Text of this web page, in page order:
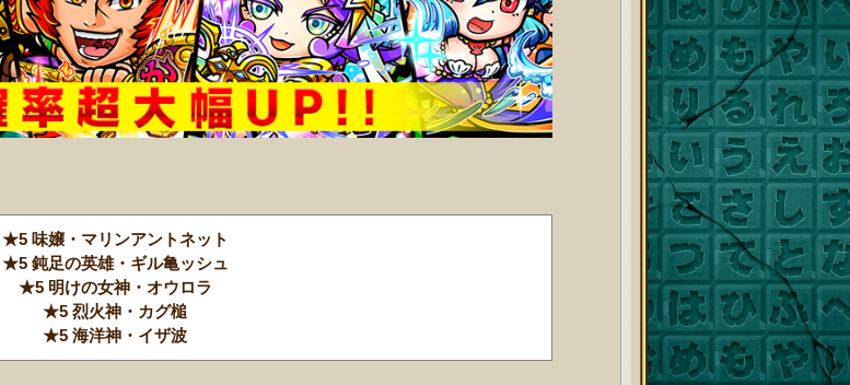
★5 味嬢・マリンアントネット
★5 鈍足の英雄・ギル亀ッシュ
★5 明けの女神・オウロラ
★5 烈火神・カグ槌
★5 海洋神・イザ波